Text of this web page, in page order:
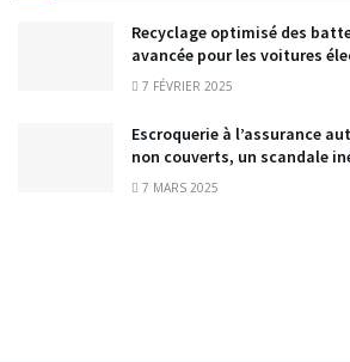
Recyclage optimisé des
avancée pour les voitures
7 FÉVRIER 2025
Escroquerie à l’assurance
non couverts, un scandale
7 MARS 2025